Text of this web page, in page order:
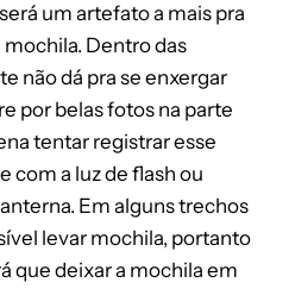
um artefato a mais pra
Dentro das
não dá pra se enxergar
por belas fotos na parte
tentar registrar esse
com a luz de flash ou
Em alguns trechos
levar mochila, portanto
que deixar a mochila em